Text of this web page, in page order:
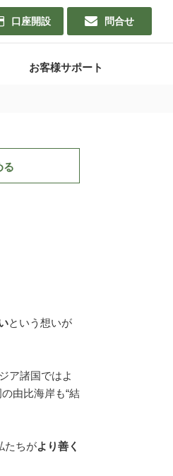
口座開設 問合せ
お客様サポート
る
という想いが
ア諸国ではよ
由比海岸も“結
たちがより善く